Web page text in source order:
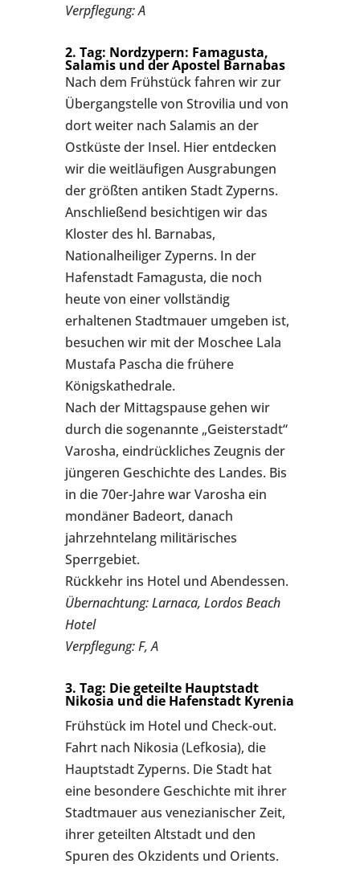
Verpflegung: A
2. Tag: Nordzypern: Famagusta,
Salamis und der Apostel Barnabas
Nach dem Frühstück fahren wir zur
Übergangstelle von Strovilia und von
dort weiter nach Salamis an der
Ostküste der Insel. Hier entdecken
wir die weitläufigen Ausgrabungen
der größten antiken Stadt Zyperns.
Anschließend besichtigen wir das
Kloster des hl. Barnabas,
Nationalheiliger Zyperns. In der
Hafenstadt Famagusta, die noch
heute von einer vollständig
erhaltenen Stadtmauer umgeben ist,
besuchen wir mit der Moschee Lala
Mustafa Pascha die frühere
Königskathedrale.
Nach der Mittagspause gehen wir
durch die sogenannte „Geisterstadt“
Varosha, eindrückliches Zeugnis der
jüngeren Geschichte des Landes. Bis
in die 70er-Jahre war Varosha ein
mondäner Badeort, danach
jahrzehntelang militärisches
Sperrgebiet.
Rückkehr ins Hotel und Abendessen.
Übernachtung: Larnaca, Lordos Beach
Hotel
Verpflegung: F, A
3. Tag: Die geteilte Hauptstadt
Nikosia und die Hafenstadt Kyrenia
Frühstück im Hotel und Check-out.
Fahrt nach Nikosia (Lefkosia), die
Hauptstadt Zyperns. Die Stadt hat
eine besondere Geschichte mit ihrer
Stadtmauer aus venezianischer Zeit,
ihrer geteilten Altstadt und den
Spuren des Okzidents und Orients.